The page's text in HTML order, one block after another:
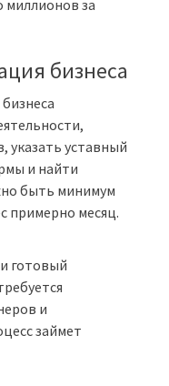
миллионов за
бизнеса
указать уставный
и найти
быть минимум
примерно месяц.
готовый
и
займет